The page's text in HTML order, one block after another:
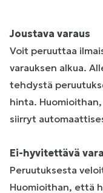
Joustava varaus
Voit peruuttaa
varauksen alkua.
tehdystä
hinta.
siirryt
Ei-hyvitettävä
Peruutuksesta
Huomioithan, että